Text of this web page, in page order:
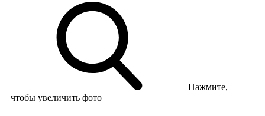
Нажмите,
чтобы увеличить фото